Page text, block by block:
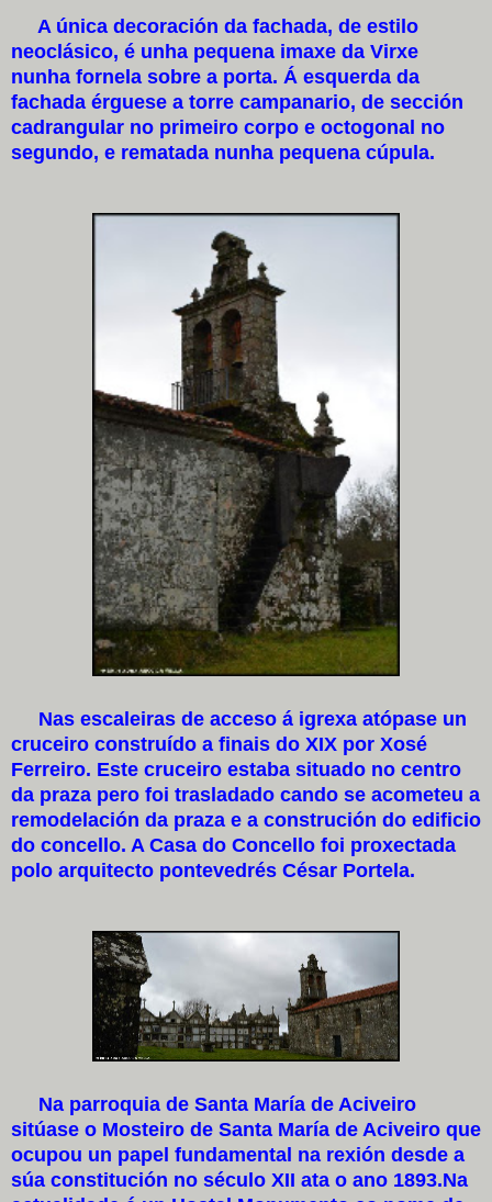
A única decoración da fachada, de estilo
neoclásico, é unha pequena imaxe da Virxe
nunha fornela sobre a porta. Á esquerda da
fachada érguese a torre campanario, de sección
cadrangular no primeiro corpo e octogonal no
segundo, e rematada nunha pequena cúpula.
Nas escaleiras de acceso á igrexa atópase un
cruceiro construído a finais do XIX por Xosé
Ferreiro. Este cruceiro estaba situado no centro
da praza pero foi trasladado cando se acometeu a
remodelación da praza e a construción do edificio
do concello. A Casa do Concello foi proxectada
polo arquitecto pontevedrés César Portela.
Na parroquia de Santa María de Aciveiro
sitúase o Mosteiro de Santa María de Aciveiro que
ocupou un papel fundamental na rexión desde a
súa constitución no século XII ata o ano 1893.Na